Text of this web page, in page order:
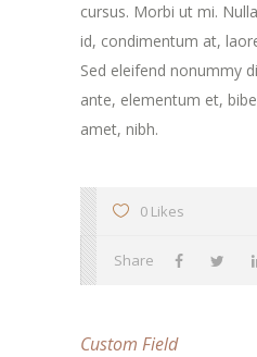
cursus. Morbi ut mi.
id, condimentum at,
Sed eleifend nonummy
ante, elementum et,
amet, nibh.
0 Likes
Share
Custom Field